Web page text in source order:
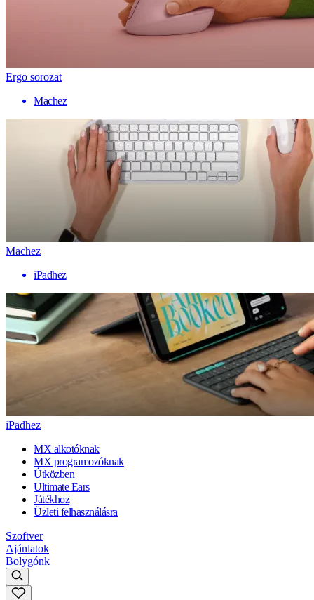
Ergo sorozat
Machez
Machez
iPadhez
iPadhez
MX alkotóknak
MX programozóknak
Útközben
Ultimate Ears
Játékhoz
Üzleti felhasználásra
Szoftver
Ajánlatok
Bolygónk